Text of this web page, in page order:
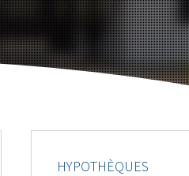
HYPOTHÈQUES